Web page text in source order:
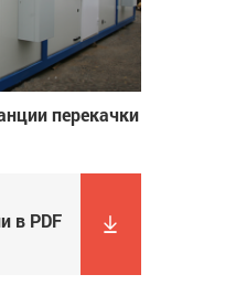
перекачки
в PDF